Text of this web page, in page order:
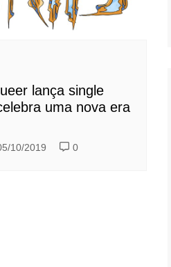
lança single
uma nova era
10/2019 0